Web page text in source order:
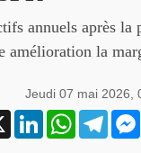
annuels après la
amélioration la
Jeudi 07 mai 2026,
X LinkedInWhatsApp